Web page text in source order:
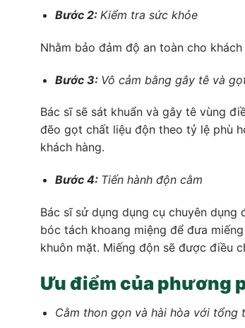
Bước 2: Kiểm tra sức khỏe
Nhằm bảo đảm độ an toàn cho
Bước 3: Vô cảm bằng gây tê và
Bác sĩ sẽ sát khuẩn và gây tê vùng
đẽo gọt chất liệu độn theo tỷ lệ phù
khách hàng.
Bước 4: Tiến hành độn cằm
Bác sĩ sử dụng dụng cụ chuyên
bóc tách khoang miệng để đưa
khuôn mặt. Miếng độn sẽ được điều
Ưu điểm của phương
Cằm thon gọn và hài hòa với tổng